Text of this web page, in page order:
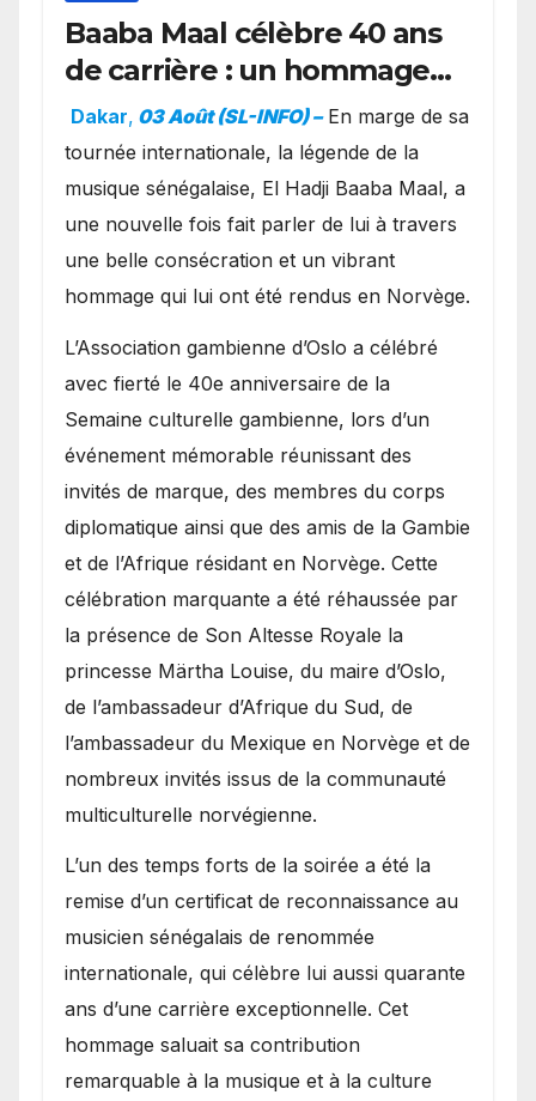
Baaba Maal célèbre 40 ans
de carrière : un hommage
exceptionnel à Oslo en
présence de la famille
royale.
Dakar, 03 Août (SL-INFO) – ​En marge de sa
tournée internationale, la légende de la
musique sénégalaise, El Hadji Baaba Maal, a
une nouvelle fois fait parler de lui à travers
une belle consécration et un vibrant
hommage qui lui ont été rendus en Norvège.
​L’Association gambienne d’Oslo a célébré
avec fierté le 40e anniversaire de la
Semaine culturelle gambienne, lors d’un
événement mémorable réunissant des
invités de marque, des membres du corps
diplomatique ainsi que des amis de la Gambie
et de l’Afrique résidant en Norvège. Cette
célébration marquante a été réhaussée par
la présence de Son Altesse Royale la
princesse Märtha Louise, du maire d’Oslo,
de l’ambassadeur d’Afrique du Sud, de
l’ambassadeur du Mexique en Norvège et de
nombreux invités issus de la communauté
multiculturelle norvégienne.
​L’un des temps forts de la soirée a été la
remise d’un certificat de reconnaissance au
musicien sénégalais de renommée
internationale, qui célèbre lui aussi quarante
ans d’une carrière exceptionnelle. Cet
hommage saluait sa contribution
remarquable à la musique et à la culture